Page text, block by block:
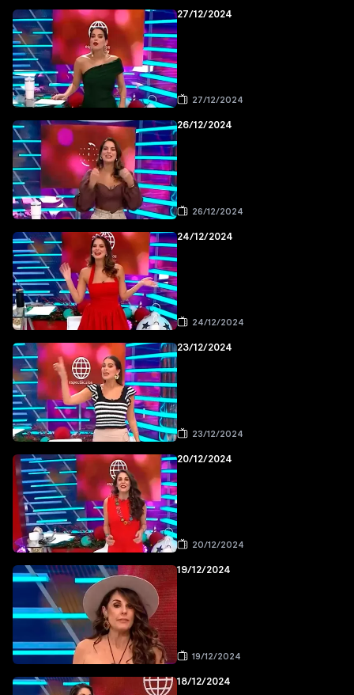
27/12/2024
27/12/2024
26/12/2024
26/12/2024
24/12/2024
24/12/2024
23/12/2024
23/12/2024
20/12/2024
20/12/2024
19/12/2024
19/12/2024
18/12/2024